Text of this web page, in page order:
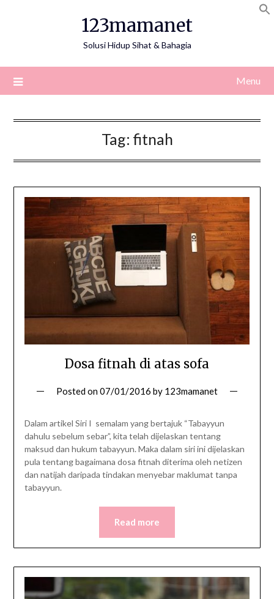
123mamanet
Solusi Hidup Sihat & Bahagia
Menu
Tag: fitnah
Dosa fitnah di atas sofa
Posted on07/01/2016 by 123mamanet
Dalam artikel Siri I semalam yang bertajuk “Tabayyun
dahulu sebelum sebar”, kita telah dijelaskan tentang
maksud dan hukum tabayyun. Maka dalam siri ini dijelaskan
pula tentang bagaimana dosa fitnah diterima oleh netizen
dan natijah daripada tindakan menyebar maklumat tanpa
tabayyun.
Read more